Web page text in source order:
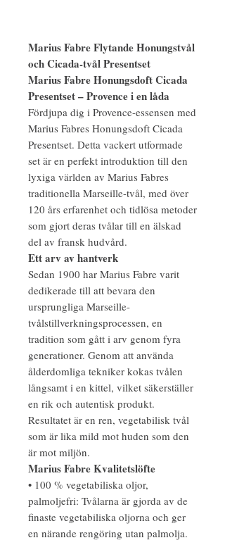
Marius Fabre Flytande Honungstvål
och Cicada-tvål Presentset
Marius Fabre Honungsdoft Cicada
Presentset – Provence i en låda
Fördjupa dig i Provence-essensen med
Marius Fabres Honungsdoft Cicada
Presentset. Detta vackert utformade
set är en perfekt introduktion till den
lyxiga världen av Marius Fabres
traditionella Marseille-tvål, med över
120 års erfarenhet och tidlösa metoder
som gjort deras tvålar till en älskad
del av fransk hudvård.
Ett arv av hantverk
Sedan 1900 har Marius Fabre varit
dedikerade till att bevara den
ursprungliga Marseille-
tvålstillverkningsprocessen, en
tradition som gått i arv genom fyra
generationer. Genom att använda
ålderdomliga tekniker kokas tvålen
långsamt i en kittel, vilket säkerställer
en rik och autentisk produkt.
Resultatet är en ren, vegetabilisk tvål
som är lika mild mot huden som den
är mot miljön.
Marius Fabre Kvalitetslöfte
• 100 % vegetabiliska oljor,
palmoljefri: Tvålarna är gjorda av de
finaste vegetabiliska oljorna och ger
en närande rengöring utan palmolja.